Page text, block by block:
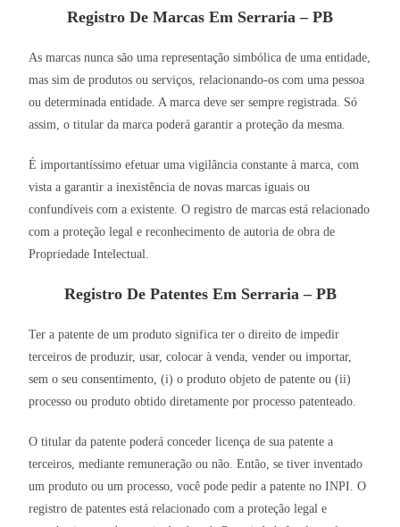
Registro De Marcas Em Serraria – PB
As marcas nunca são uma representação simbólica de uma entidade,
mas sim de produtos ou serviços, relacionando-os com uma pessoa
ou determinada entidade. A marca deve ser sempre registrada. Só
assim, o titular da marca poderá garantir a proteção da mesma.
É importantíssimo efetuar uma vigilância constante à marca, com
vista a garantir a inexistência de novas marcas iguais ou
confundíveis com a existente. O registro de marcas está relacionado
com a proteção legal e reconhecimento de autoria de obra de
Propriedade Intelectual.
Registro De Patentes Em Serraria – PB
Ter a patente de um produto significa ter o direito de impedir
terceiros de produzir, usar, colocar à venda, vender ou importar,
sem o seu consentimento, (i) o produto objeto de patente ou (ii)
processo ou produto obtido diretamente por processo patenteado.
O titular da patente poderá conceder licença de sua patente a
terceiros, mediante remuneração ou não. Então, se tiver inventado
um produto ou um processo, você pode pedir a patente no INPI. O
registro de patentes está relacionado com a proteção legal e